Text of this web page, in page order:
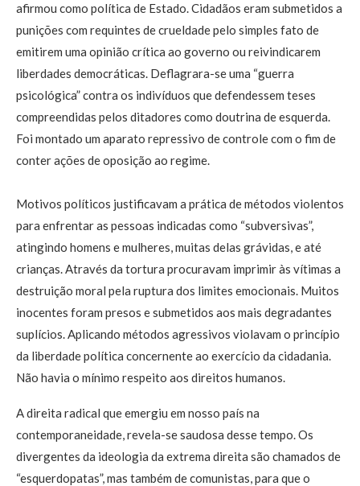
afirmou como política de Estado. Cidadãos eram submetidos a
punições com requintes de crueldade pelo simples fato de
emitirem uma opinião crítica ao governo ou reivindicarem
liberdades democráticas. Deflagrara-se uma “guerra
psicológica” contra os indivíduos que defendessem teses
compreendidas pelos ditadores como doutrina de esquerda.
Foi montado um aparato repressivo de controle com o fim de
conter ações de oposição ao regime.
Motivos políticos justificavam a prática de métodos violentos
para enfrentar as pessoas indicadas como “subversivas”,
atingindo homens e mulheres, muitas delas grávidas, e até
crianças. Através da tortura procuravam imprimir às vítimas a
destruição moral pela ruptura dos limites emocionais. Muitos
inocentes foram presos e submetidos aos mais degradantes
suplícios. Aplicando métodos agressivos violavam o princípio
da liberdade política concernente ao exercício da cidadania.
Não havia o mínimo respeito aos direitos humanos.
A direita radical que emergiu em nosso país na
contemporaneidade, revela-se saudosa desse tempo. Os
divergentes da ideologia da extrema direita são chamados de
“esquerdopatas”, mas também de comunistas, para que o